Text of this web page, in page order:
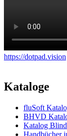
https://dotpad.vision
Kataloge
fluSoft
BHVD
Katalog
Handbücher